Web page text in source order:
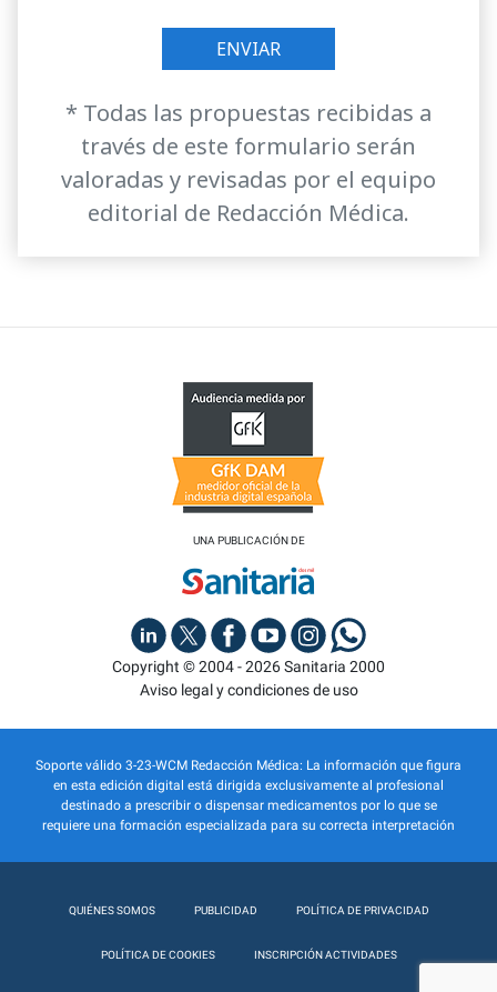
* Todas las propuestas recibidas a
través de este formulario serán
valoradas y revisadas por el equipo
editorial de Redacción Médica.
UNA PUBLICACIÓN DE
Copyright © 2004 - 2026 Sanitaria 2000
Aviso legal y condiciones de uso
Soporte válido 3-23-WCM Redacción Médica: La información que figura
en esta edición digital está dirigida exclusivamente al profesional
destinado a prescribir o dispensar medicamentos por lo que se
requiere una formación especializada para su correcta interpretación
QUIÉNES SOMOS PUBLICIDAD POLÍTICA DE PRIVACIDAD
POLÍTICA DE COOKIES INSCRIPCIÓN ACTIVIDADES